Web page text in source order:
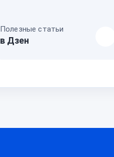
Полезные статьи
в Дзен